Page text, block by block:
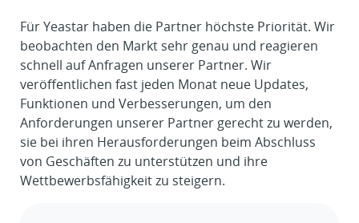
Für Yeastar haben die Partner höchste Priorität. Wir
beobachten den Markt sehr genau und reagieren
schnell auf Anfragen unserer Partner. Wir
veröffentlichen fast jeden Monat neue Updates,
Funktionen und Verbesserungen, um den
Anforderungen unserer Partner gerecht zu werden,
sie bei ihren Herausforderungen beim Abschluss
von Geschäften zu unterstützen und ihre
Wettbewerbsfähigkeit zu steigern.